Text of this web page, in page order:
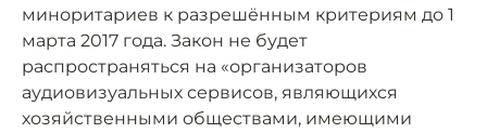
миноритариев к разрешённым критериям до 1
марта 2017 года. Закон не будет
распространяться на «организаторов
аудиовизуальных сервисов, являющихся
хозяйственными обществами, имеющими